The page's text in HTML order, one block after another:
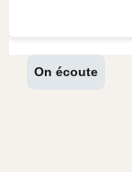
On écoute